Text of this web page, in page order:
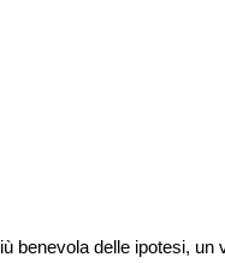
benevola delle ipotesi,